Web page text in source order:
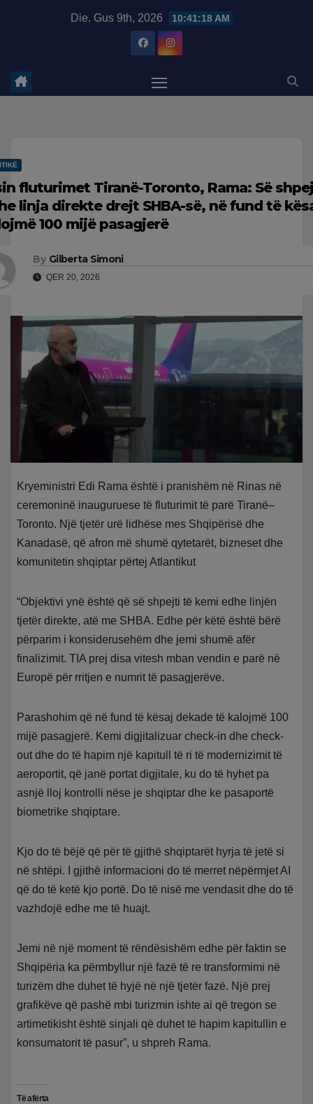
Die. Gus 9th, 2026 10:41:19 AM
fluturimet Tiranë-Toronto, Rama: Së
linja direkte drejt SHBA-së, në fund të
100 mijë pasagjerë
By Gilberta Simoni
QER 20, 2026
Kryeministri Edi Rama është i pranishëm në Rinas në
ceremoninë inauguruese të fluturimit të parë Tiranë–
Toronto. Një tjetër urë lidhëse mes Shqipërisë dhe
Kanadasë, që afron më shumë qytetarët, bizneset dhe
komunitetin shqiptar përtej Atlantikut
“Objektivi ynë është që së shpejti të kemi edhe linjën
tjetër direkte, atë me SHBA. Edhe për këtë është bërë
përparim i konsiderusehëm dhe jemi shumë afër
finalizimit. TIA prej disa vitesh mban vendin e parë në
Europë për rritjen e numrit të pasagjerëve.
Parashohim që në fund të kësaj dekade të kalojmë 100
mijë pasagjerë. Kemi digjitalizuar check-in dhe check-
out dhe do të hapim një kapitull të ri të modernizimit të
aeroportit, që janë portat digjitale, ku do të hyhet pa
asnjë lloj kontrolli nëse je shqiptar dhe ke pasaportë
biometrike shqiptare.
Kjo do të bëjë që për të gjithë shqiptarët hyrja të jetë si
në shtëpi. I gjithë informacioni do të merret nëpërmjet AI
që do të ketë kjo portë. Do të nisë me vendasit dhe do të
vazhdojë edhe me të huajt.
Jemi në një moment të rëndësishëm edhe për faktin se
Shqipëria ka përmbyllur një fazë të re transformimi në
turizëm dhe duhet të hyjë në një tjetër fazë. Një prej
grafikëve që pashë mbi turizmin ishte ai që tregon se
artimetikisht është sinjali që duhet të hapim kapitullin e
konsumatorit të pasur”, u shpreh Rama.
Të afërta